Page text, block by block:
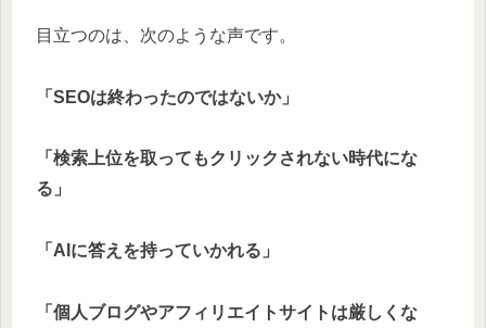
目立つのは、次のような声です。
「SEOは終わったのではないか」
「検索上位を取ってもクリックされない時代にな
る」
「AIに答えを持っていかれる」
「個人ブログやアフィリエイトサイトは厳しくな